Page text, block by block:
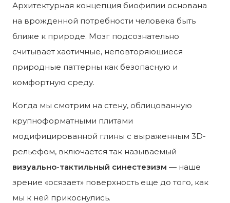
Архитектурная концепция биофилии основана
на врожденной потребности человека быть
ближе к природе. Мозг подсознательно
считывает хаотичные, неповторяющиеся
природные паттерны как безопасную и
комфортную среду.
Когда мы смотрим на стену, облицованную
крупноформатными плитами
модифицированной глины с выраженным 3D-
рельефом, включается так называемый
визуально-тактильный синестезизм — наше
зрение «осязает» поверхность еще до того, как
мы к ней прикоснулись.